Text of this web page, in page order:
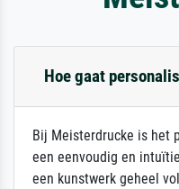
Hoe gaat
Bij Meisterdrucke is het
een eenvoudig en
een kunstwerk geheel